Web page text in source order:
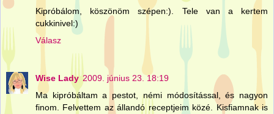
Kipróbálom, köszönöm szépen:). Tele van a kertem
cukkinivel:)
Válasz
Wise Lady 2009. június 23. 18:19
Ma kipróbáltam a pestot, némi módosítással, és nagyon
finom. Felvettem az állandó receptjeim közé. Kisfiamnak is